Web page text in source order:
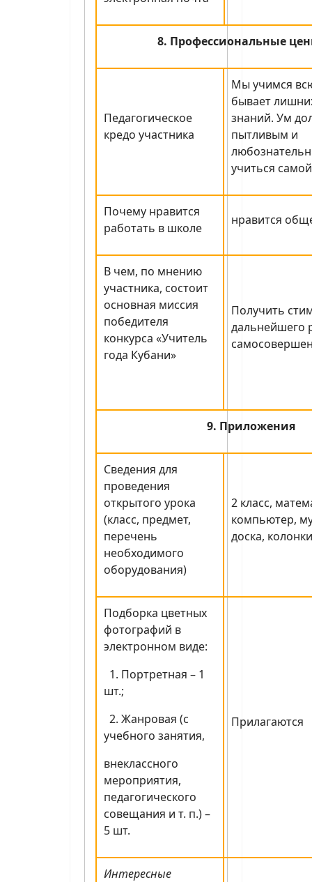
8. Профессиональные
Педагогическое
кредо участника
Мы учимся
бывает
знаний. Ум
пытливым и
учиться
Почему нравится
работать в школе
нравится
В чем, по мнению
участника, состоит
основная миссия
победителя
конкурса «Учитель
года Кубани»
Получить
дальнейшего
9. Приложения
Сведения для
проведения
открытого урока
(класс, предмет,
перечень
необходимого
оборудования)
2 класс,
компьютер,
доска,
Подборка цветных
фотографий в
электронном виде:
1. Портретная – 1
шт.;
2. Жанровая (с
учебного занятия,
внеклассного
мероприятия,
педагогического
совещания и т. п.) –
5 шт.
Прилагаются
Интересные